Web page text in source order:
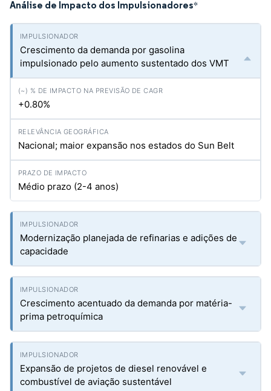
Análise de Impacto dos Impulsionadores*
Crescimento da demanda por gasolina
impulsionado pelo aumento sustentado dos VMT
+0.80%
Nacional; maior expansão nos estados do Sun Belt
Médio prazo (2-4 anos)
Modernização planejada de refinarias e adições de
capacidade
Crescimento acentuado da demanda por matéria-
prima petroquímica
Expansão de projetos de diesel renovável e
combustível de aviação sustentável